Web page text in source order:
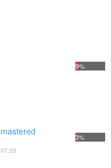
9%
3%